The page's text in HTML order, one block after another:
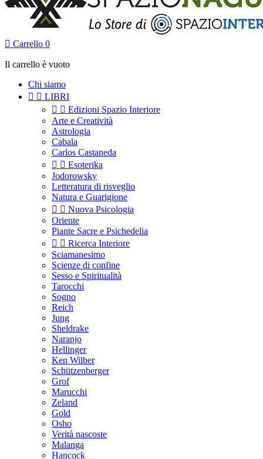
 Carrello 0
Il carrello è vuoto
Chi siamo
  LIBRI
  Edizioni Spazio Interiore
Arte e Creatività
Astrologia
Cabala
Carlos Castaneda
  Esoterika
Jodorowsky
Letteratura di risveglio
Natura e Guarigione
  Nuova Psicologia
Oriente
Piante Sacre e Psichedelia
  Ricerca Interiore
Sciamanesimo
Scienze di confine
Sesso e Spiritualità
Tarocchi
Sogno
Reich
Jung
Sheldrake
Naranjo
Hellinger
Ken Wilber
Schützenberger
Grof
Marucchi
Zeland
Gold
Osho
Verità nascoste
Malanga
Hancock